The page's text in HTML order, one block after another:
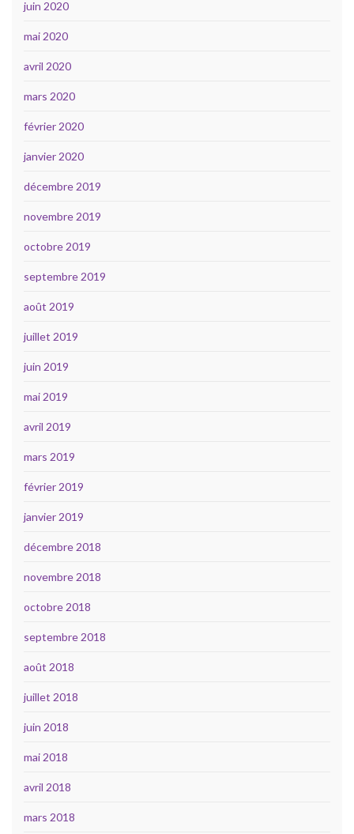
juin 2020
mai 2020
avril 2020
mars 2020
février 2020
janvier 2020
décembre 2019
novembre 2019
octobre 2019
septembre 2019
août 2019
juillet 2019
juin 2019
mai 2019
avril 2019
mars 2019
février 2019
janvier 2019
décembre 2018
novembre 2018
octobre 2018
septembre 2018
août 2018
juillet 2018
juin 2018
mai 2018
avril 2018
mars 2018